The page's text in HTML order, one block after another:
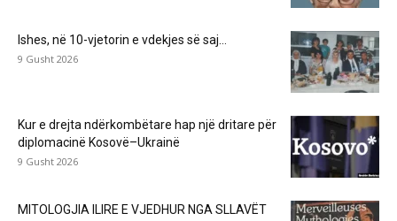
Ishes, në 10-vjetorin e vdekjes së saj…
9 Gusht 2026
Kur e drejta ndërkombëtare hap një dritare për
diplomacinë Kosovë–Ukrainë
9 Gusht 2026
MITOLOGJIA ILIRE E VJEDHUR NGA SLLAVËT